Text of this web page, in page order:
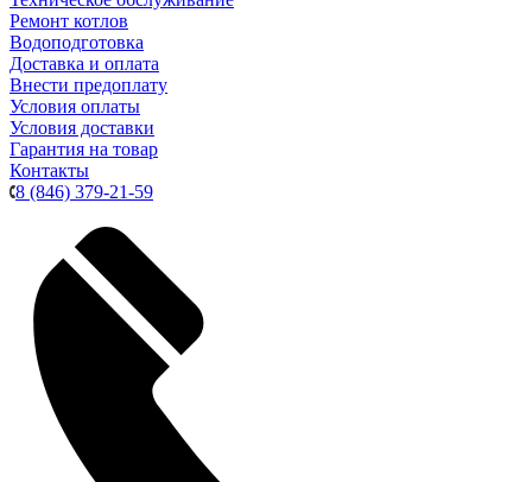
Ремонт котлов
Водоподготовка
Доставка и оплата
Внести предоплату
Условия оплаты
Условия доставки
Гарантия на товар
Контакты
8 (846) 379-21-59